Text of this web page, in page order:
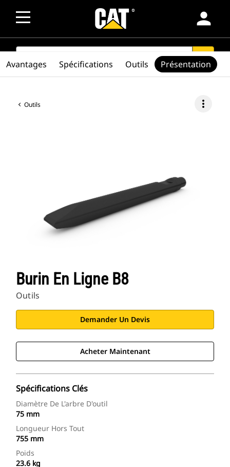
person
SEARCH search
Outils more_vert
Burin En Ligne B8
Outils
Demander Un Devis
Acheter Maintenant
Spécifications Clés
Diamètre De L'arbre D'outil
75 mm
Longueur Hors Tout
755 mm
Poids
23.6 kg
Avantages Spécifications Outils Présentation